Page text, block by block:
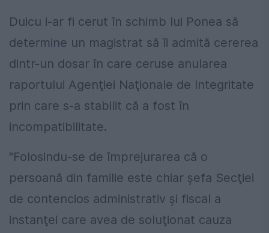
Duicu i-ar fi cerut în schimb lui Ponea să
determine un magistrat să îi admită cererea
dintr-un dosar în care ceruse anularea
raportului Agenţiei Naţionale de Integritate
prin care s-a stabilit că a fost în
incompatibilitate.
"Folosindu-se de împrejurarea că o
persoană din familie este chiar şefa Secţiei
de contencios administrativ şi fiscal a
instanţei care avea de soluţionat cauza